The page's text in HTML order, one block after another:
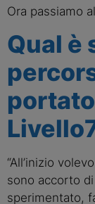
Ora passiamo
Qual è
“All’inizio
sono accorto
sperimentato,